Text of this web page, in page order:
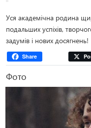
Уся академічна родина
подальших успіхів,
задумів і нових досягнень!
Share
Фото